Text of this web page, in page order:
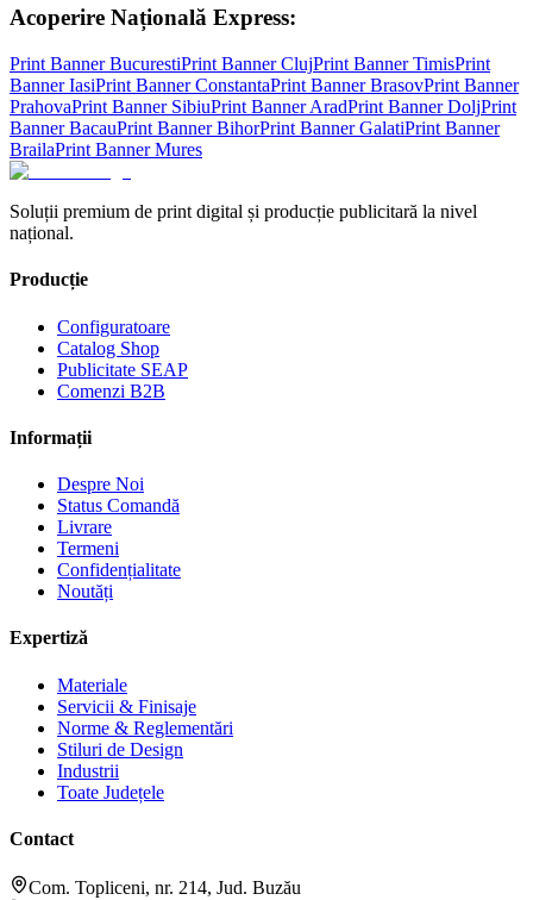
Acoperire Națională Express:
Print BannerBucurestiPrint BannerClujPrint BannerTimisPrint
BannerIasiPrint BannerConstantaPrint BannerBrasovPrint Banner
PrahovaPrint Banner SibiuPrint BannerAradPrint BannerDoljPrint
BannerBacauPrint BannerBihorPrint BannerGalatiPrint Banner
BrailaPrint BannerMures
Soluții premium de print digital și producție publicitară la nivel
național.
Producție
Configuratoare
Catalog Shop
Publicitate SEAP
Comenzi B2B
Informații
Despre Noi
Status Comandă
Livrare
Termeni
Confidențialitate
Noutăți
Expertiză
Materiale
Servicii & Finisaje
Norme & Reglementări
Stiluri de Design
Industrii
Toate Județele
Contact
Com. Topliceni, nr. 214, Jud. Buzău